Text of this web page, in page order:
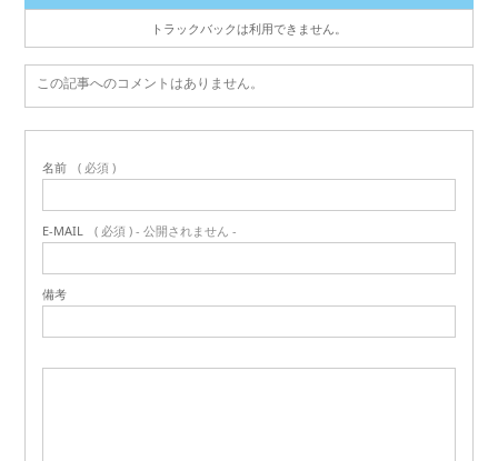
トラックバックは利用できません。
この記事へのコメントはありません。
名前 ( 必須 )
E-MAIL ( 必須 ) - 公開されません -
備考